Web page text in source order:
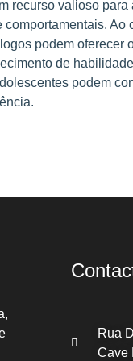
recurso valioso
Ao
podem oferecer
de
podem
Rua
Cave